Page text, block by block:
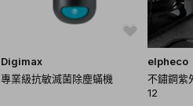
Digimax
專業級抗敏滅菌除塵蟎機
elpheco
不鏽鋼紫
12